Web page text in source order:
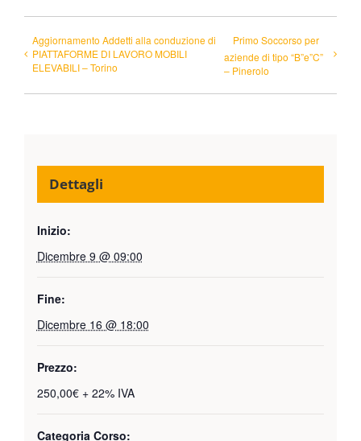
Aggiornamento Addetti alla conduzione di
PIATTAFORME DI LAVORO MOBILI
ELEVABILI – Torino
Primo Soccorso per
aziende di tipo “B”e”C”
– Pinerolo
Dettagli
Inizio:
Dicembre 9 @ 09:00
Fine:
Dicembre 16 @ 18:00
Prezzo:
250,00€ + 22% IVA
Categoria Corso: